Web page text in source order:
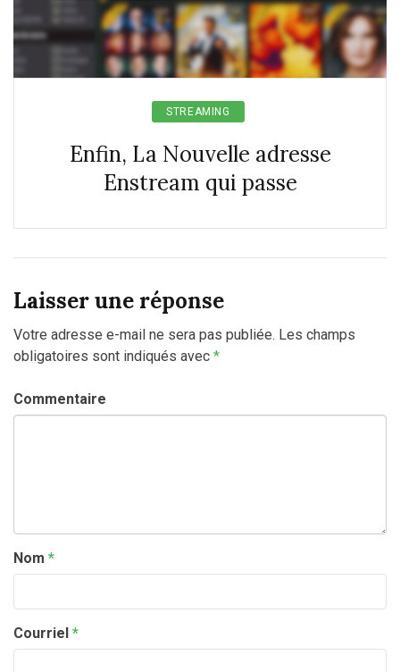
STREAMING
Enfin, La Nouvelle adresse
Enstream qui passe
Laisser une réponse
Votre adresse e-mail ne sera pas publiée. Les champs
obligatoires sont indiqués avec *
Commentaire
Nom *
Courriel *